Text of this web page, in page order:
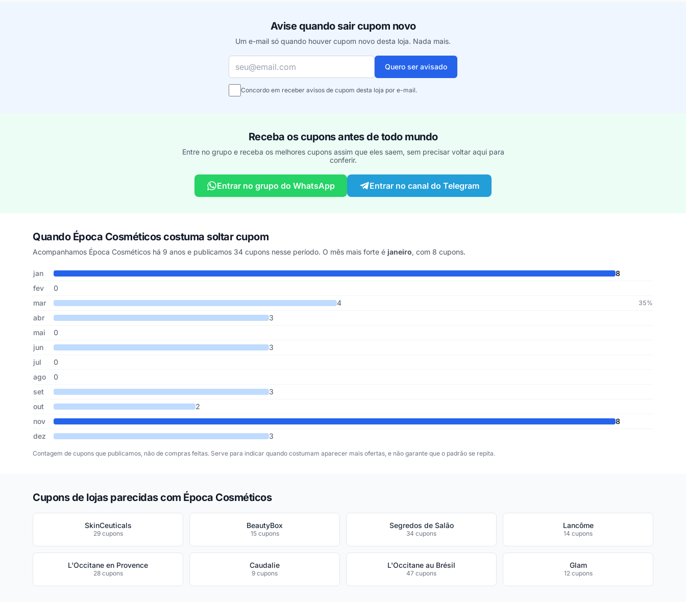
Avise quando sair cupom novo
Um e-mail só quando houver cupom novo desta loja. Nada mais.
Seu e-mail
Quero ser avisado
Concordo em receber avisos de cupom desta loja por e-mail.
Receba os cupons antes de todo mundo
Entre no grupo e receba os melhores cupons assim que eles saem, sem precisar voltar aqui para
conferir.
Entrar no grupo do WhatsApp Entrar no canal do Telegram
Quando Época Cosméticos costuma soltar cupom
Acompanhamos Época Cosméticos há 9 anos e publicamos 34 cupons nesse período. O mês mais forte é janeiro, com 8 cupons.
Cupons de Época Cosméticos publicados por mês, somando os últimos 9 anos
Mês Cupons publicadosDesconto médio
jan
8
fev
0
mar
4 35%
abr
3
mai
0
jun
3
jul
0
ago
0
set
3
out
2
nov
8
dez
3
Contagem de cupons que publicamos, não de compras feitas. Serve para indicar quando costumam aparecer mais ofertas, e não garante que o padrão se repita.
Cupons de lojas parecidas com Época Cosméticos
SkinCeuticals
29 cupons
BeautyBox
15 cupons
Segredos de Salão
34 cupons
Lancôme
14 cupons
L'Occitane en Provence
28 cupons
Caudalie
9 cupons
L'Occitane au Brésil
47 cupons
Glam
12 cupons